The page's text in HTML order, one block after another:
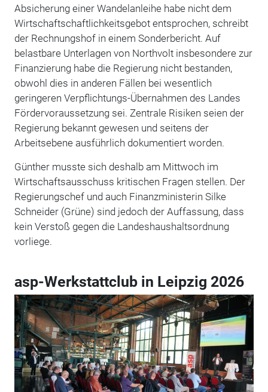
Absicherung einer Wandelanleihe habe nicht dem
Wirtschaftschaftlichkeitsgebot entsprochen, schreibt
der Rechnungshof in einem Sonderbericht. Auf
belastbare Unterlagen von Northvolt insbesondere zur
Finanzierung habe die Regierung nicht bestanden,
obwohl dies in anderen Fällen bei wesentlich
geringeren Verpflichtungs-Übernahmen des Landes
Fördervoraussetzung sei. Zentrale Risiken seien der
Regierung bekannt gewesen und seitens der
Arbeitsebene ausführlich dokumentiert worden.
Günther musste sich deshalb am Mittwoch im
Wirtschaftsausschuss kritischen Fragen stellen. Der
Regierungschef und auch Finanzministerin Silke
Schneider (Grüne) sind jedoch der Auffassung, dass
kein Verstoß gegen die Landeshaushaltsordnung
vorliege.
asp-Werkstattclub in Leipzig 2026